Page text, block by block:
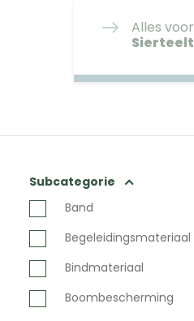
Alles voor
Sierteelt
Subcategorie
Band
Begeleidingsmateriaal
Bindmateriaal
Boombescherming